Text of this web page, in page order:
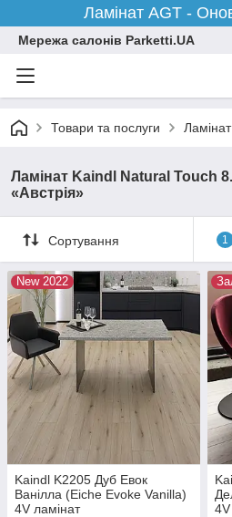
Ламінат AGT -
Мережа салонів Parketti.UA
Товари та послуги Ламінат
Ламінат Kaindl Natural Touch
«Австрія»
Сортування 1
New 2022
Kaindl K2205 Дуб Евок
Ванілла (Eiche Evoke Vanilla)
4V ламінат
4V